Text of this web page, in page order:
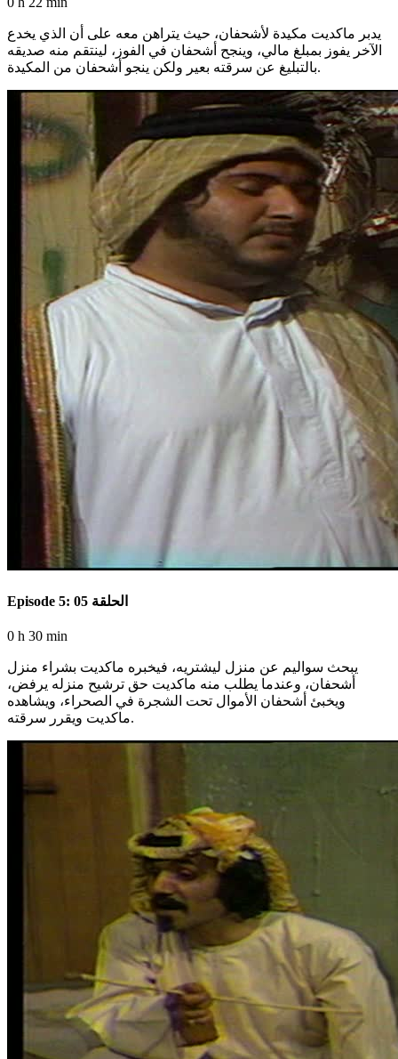
يدبر ماكديت مكيدة لأشحفان، حيث يتراهن معه على أن الذي يخدع
الآخر يفوز بمبلغ مالي، وينجح أشحفان في الفوز، لينتقم منه صديقه
بالتبليغ عن سرقته بعير ولكن ينجو أشحفان من المكيدة.
Episode 5: الحلقة 05
0 h 30 min
يبحث سواليم عن منزل ليشتريه، فيخبره ماكديت بشراء منزل
أشحفان، وعندما يطلب منه ماكديت حق ترشيح منزله يرفض،
ويخبئ أشحفان الأموال تحت الشجرة في الصحراء، ويشاهده
ماكديت ويقرر سرقته.